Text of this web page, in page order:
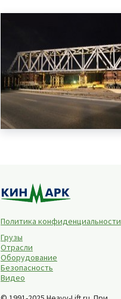
Политика конфиденциальности
Грузы
Отрасли
Оборудование
Безопасность
Видео